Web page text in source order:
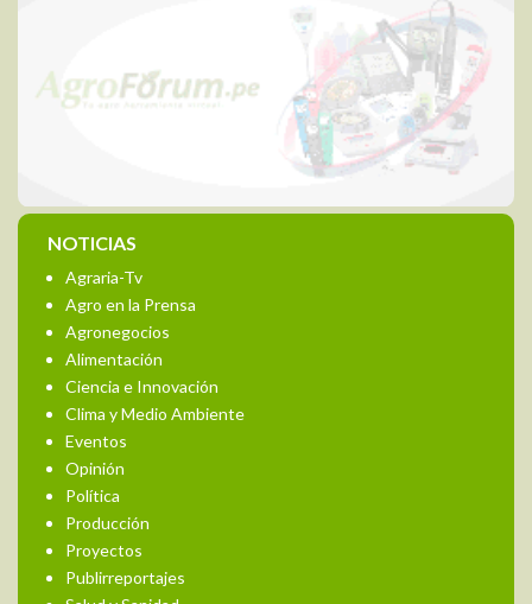
NOTICIAS
Agraria-Tv
Agro en la Prensa
Agronegocios
Alimentación
Ciencia e Innovación
Clima y Medio Ambiente
Eventos
Opinión
Política
Producción
Proyectos
Publirreportajes